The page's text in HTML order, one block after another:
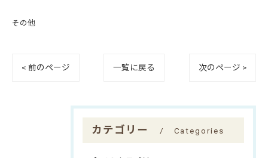
その他
< 前のページ 一覧に戻る 次のページ >
カテゴリー Categories